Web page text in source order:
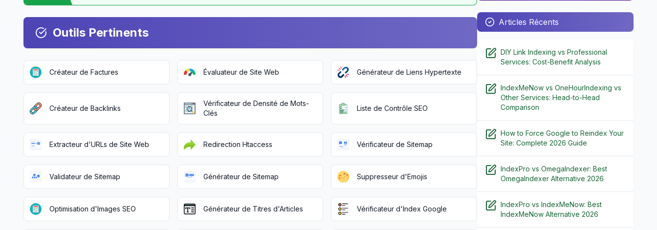
Outils Pertinents
Créateur de Factures Évaluateur de Site Web Générateur de Liens Hypertexte
Créateur de Backlinks
Vérificateur de Densité de Mots-
Clés
Liste de Contrôle SEO
Extracteur d'URLs de Site Web Redirection Htaccess Vérificateur de Sitemap
Validateur de Sitemap Générateur de Sitemap Suppresseur d'Emojis
Optimisation d'Images SEO Générateur de Titres d'Articles Vérificateur d'Index Google
Articles Récents
DIY Link Indexing vs Professional
Services: Cost-Benefit Analysis
IndexMeNow vs OneHourIndexing vs
Other Services: Head-to-Head
Comparison
How to Force Google to Reindex Your
Site: Complete 2026 Guide
IndexPro vs OmegaIndexer: Best
OmegaIndexer Alternative 2026
IndexPro vs IndexMeNow: Best
IndexMeNow Alternative 2026